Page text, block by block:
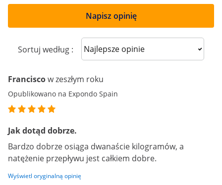
Napisz opinię
Sortuj według : Sort reviews
Franciscow zeszłym roku
Opublikowano na Expondo Spain
Jak dotąd dobrze.
Bardzo dobrze osiąga dwanaście kilogramów, a
natężenie przepływu jest całkiem dobre.
Wyświetl oryginalną opinię